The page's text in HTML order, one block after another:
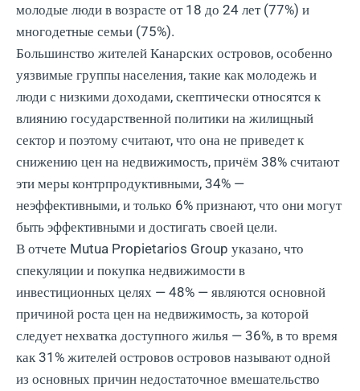
молодые люди в возрасте от 18 до 24 лет (77%) и
многодетные семьи (75%).
Большинство жителей Канарских островов, особенно
уязвимые группы населения, такие как молодежь и
люди с низкими доходами, скептически относятся к
влиянию государственной политики на жилищный
сектор и поэтому считают, что она не приведет к
снижению цен на недвижимость, причём 38% считают
эти меры контрпродуктивными, 34% —
неэффективными, и только 6% признают, что они могут
быть эффективными и достигать своей цели.
В отчете Mutua Propietarios Group указано, что
спекуляции и покупка недвижимости в
инвестиционных целях — 48% — являются основной
причиной роста цен на недвижимость, за которой
следует нехватка доступного жилья — 36%, в то время
как 31% жителей островов островов называют одной
из основных причин недостаточное вмешательство